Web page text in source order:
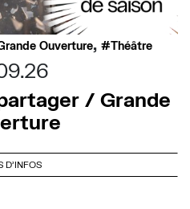
Ouverture, Théâtre
/ Grande
D'INFOS